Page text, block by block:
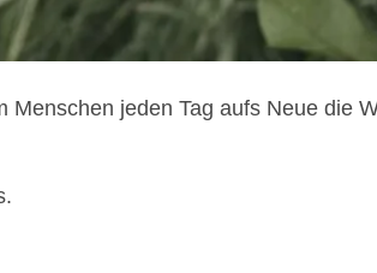
jeden Tag aufs Neue die